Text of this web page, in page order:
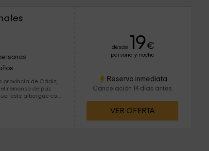
provincia de Cádiz,
remanso de paz
desde 19€
persona y noche
Reserva inmediata
Cancelación 14 días antes
VER OFERTA